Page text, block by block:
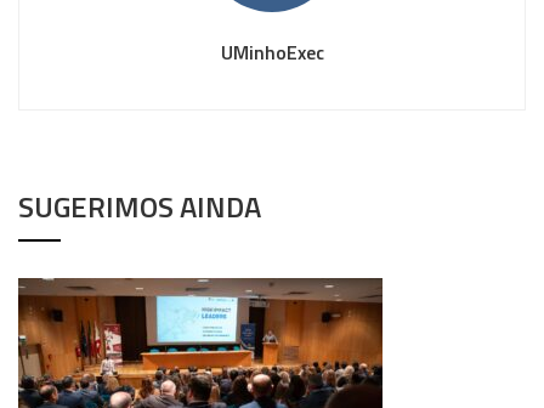
UMinhoExec
SUGERIMOS AINDA